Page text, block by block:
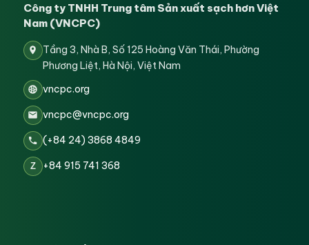
Công ty TNHH Trung tâm Sản xuất sạch hơn Việt
Nam (VNCPC)
Tầng 3, Nhà B, Số 125 Hoàng Văn Thái, Phường
Phương Liệt, Hà Nội, Việt Nam
vncpc.org
vncpc@vncpc.org
(+84 24) 3868 4849
Z +84 915 741 368